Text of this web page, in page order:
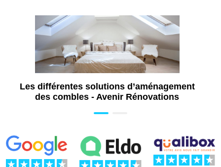
Les différentes solutions d’aménagement
des combles - Avenir Rénovations